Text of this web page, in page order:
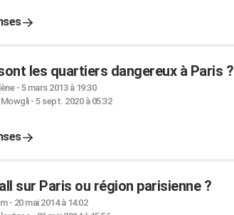
les quartiers dangereux à Paris ?
- 5 mars 2013 à 19:30
Mowgli- 5 sept. 2020 à 05:32
sur Paris ou région parisienne ?
- 20 mai 2014 à 14:02